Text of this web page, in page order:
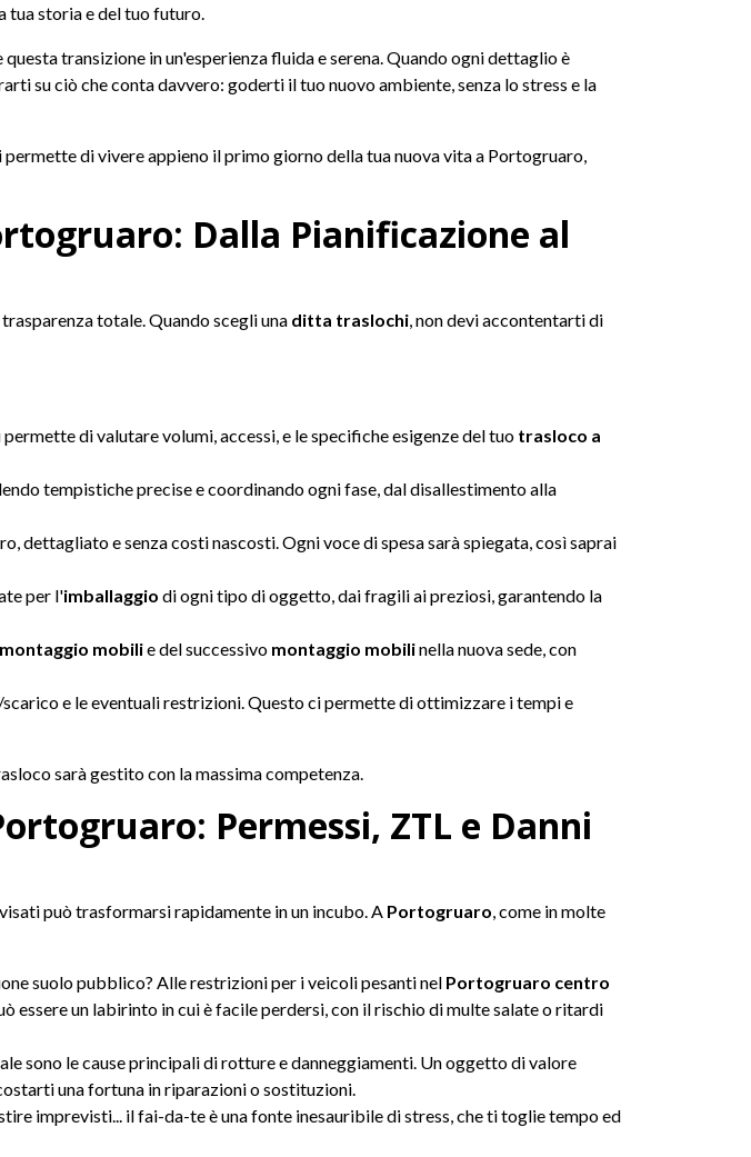
tua storia e del tuo futuro.
transizione in un'esperienza fluida e serena. Quando ogni dettaglio è
su ciò che conta davvero: goderti il tuo nuovo ambiente, senza lo stress e la
di vivere appieno il primo giorno della tua nuova vita a Portogruaro,
Dalla Pianificazione al
totale. Quando scegli una ditta traslochi, non devi accontentarti di
di valutare volumi, accessi, e le specifiche esigenze del tuo trasloco a
tempistiche precise e coordinando ogni fase, dal disallestimento alla
dettagliato e senza costi nascosti. Ogni voce di spesa sarà spiegata, così saprai
per l'imballaggio di ogni tipo di oggetto, dai fragili ai preziosi, garantendo la
mobilie del successivo montaggio mobilinella nuova sede, con
scarico e le eventuali restrizioni. Questo ci permette di ottimizzare i tempi e
sarà gestito con la massima competenza.
Permessi, ZTL e Danni
può trasformarsi rapidamente in un incubo. A Portogruaro, come in molte
suolo pubblico? Alle restrizioni per i veicoli pesanti nel Portogruaro centro
essere un labirinto in cui è facile perdersi, con il rischio di multe salate o ritardi
sono le cause principali di rotture e danneggiamenti. Un oggetto di valore
una fortuna in riparazioni o sostituzioni.
imprevisti... il fai-da-te è una fonte inesauribile di stress, che ti toglie tempo ed